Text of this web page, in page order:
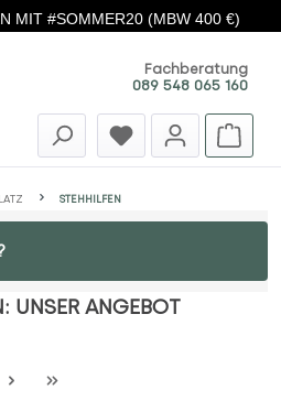
MIT #SOMMER20 (MBW 400 €)
Fachberatung
089 548 065 160
STEHHILFEN
UNSER ANGEBOT